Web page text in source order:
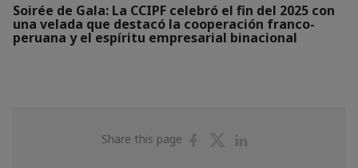
Soirée de Gala: La CCIPF celebró el fin del 2025 con
una velada que destacó la cooperación franco-
peruana y el espíritu empresarial binacional
Share this page
ShareShare